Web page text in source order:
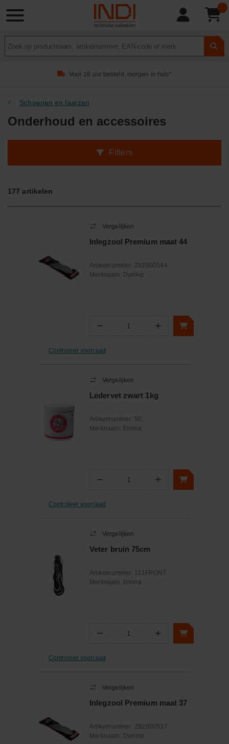
Voor 18 uur besteld, morgen in huis*
Schoenen en laarzen
Onderhoud en accessoires
Filters
177 artikelen
Vergelijken
Inlegzool Premium maat 44
Artikelnummer: Z92000544
Merknaam: Dunlop
− Aantal +
Controleer voorraad
Vergelijken
Ledervet zwart 1kg
Artikelnummer: 50
Merknaam: Emma
− Aantal +
Controleer voorraad
Vergelijken
Veter bruin 75cm
Artikelnummer: 113FRONT
Merknaam: Emma
− Aantal +
Controleer voorraad
Vergelijken
Inlegzool Premium maat 37
Artikelnummer: Z92000537
Merknaam: Dunlop